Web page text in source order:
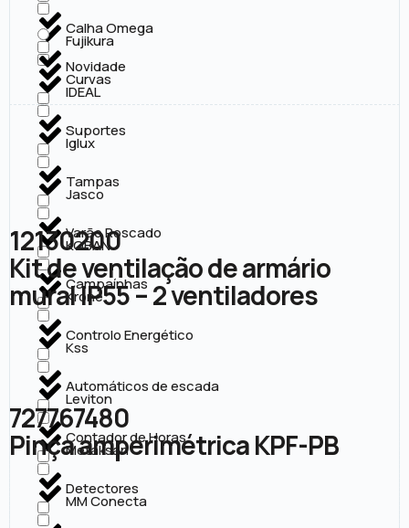
Calha Omega
Curvas
Suportes
Tampas
Varão Roscado
Campaínhas
Controlo Energético
Automáticos de escada
Contador de Horas
Detectores
Fujikura
IDEAL
Iglux
Jasco
KOBAN
Krone
Kss
Leviton
Metaksan
MM Conecta
Novidade
12130200
Kit de ventilação de armário
mural IP55 – 2 ventiladores
727767480
Pinça amperimétrica KPF-PB